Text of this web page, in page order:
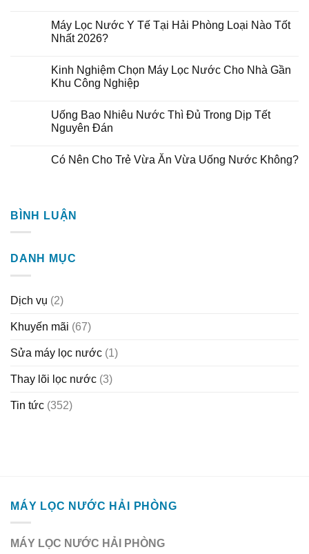
Máy Lọc Nước Y Tế Tại Hải Phòng Loại Nào Tốt
Nhất 2026?
Kinh Nghiệm Chọn Máy Lọc Nước Cho Nhà Gần
Khu Công Nghiệp
Uống Bao Nhiêu Nước Thì Đủ Trong Dịp Tết
Nguyên Đán
Có Nên Cho Trẻ Vừa Ăn Vừa Uống Nước Không?
BÌNH LUẬN
DANH MỤC
Dịch vụ (2)
Khuyến mãi (67)
Sửa máy lọc nước (1)
Thay lõi lọc nước (3)
Tin tức (352)
MÁY LỌC NƯỚC HẢI PHÒNG
MÁY LỌC NƯỚC HẢI PHÒNG